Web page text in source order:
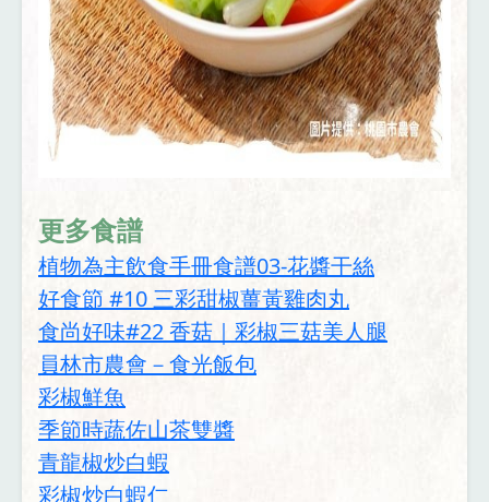
更多食譜
植物為主飲食手冊食譜03-花醬干絲
好食節 #10 三彩甜椒薑黃雞肉丸
食尚好味#22 香菇｜彩椒三菇美人腿
員林市農會－食光飯包
彩椒鮮魚
季節時蔬佐山茶雙醬
青龍椒炒白蝦
彩椒炒白蝦仁